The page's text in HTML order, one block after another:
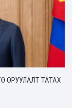
ОРУУЛАЛТ ТАТАХ